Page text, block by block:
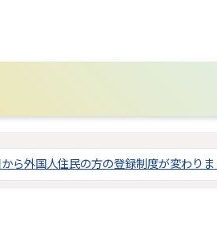
ら外国人住民の方の登録制度が変わりま